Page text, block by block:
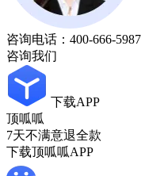
咨询电话： 400-666-5987
咨询我们
下载APP
顶呱呱
7天不满意退全款
下载顶呱呱APP